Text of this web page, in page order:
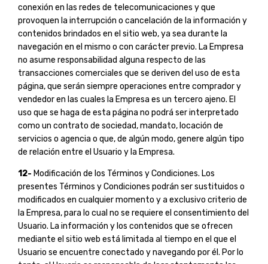
conexión en las redes de telecomunicaciones y que
provoquen la interrupción o cancelación de la información y
contenidos brindados en el sitio web, ya sea durante la
navegación en el mismo o con carácter previo. La Empresa
no asume responsabilidad alguna respecto de las
transacciones comerciales que se deriven del uso de esta
página, que serán siempre operaciones entre comprador y
vendedor en las cuales la Empresa es un tercero ajeno. El
uso que se haga de esta página no podrá ser interpretado
como un contrato de sociedad, mandato, locación de
servicios o agencia o que, de algún modo, genere algún tipo
de relación entre el Usuario y la Empresa.
12- Modificación de los Términos y Condiciones. Los
presentes Términos y Condiciones podrán ser sustituidos o
modificados en cualquier momento y a exclusivo criterio de
la Empresa, para lo cual no se requiere el consentimiento del
Usuario. La información y los contenidos que se ofrecen
mediante el sitio web está limitada al tiempo en el que el
Usuario se encuentre conectado y navegando por él. Por lo